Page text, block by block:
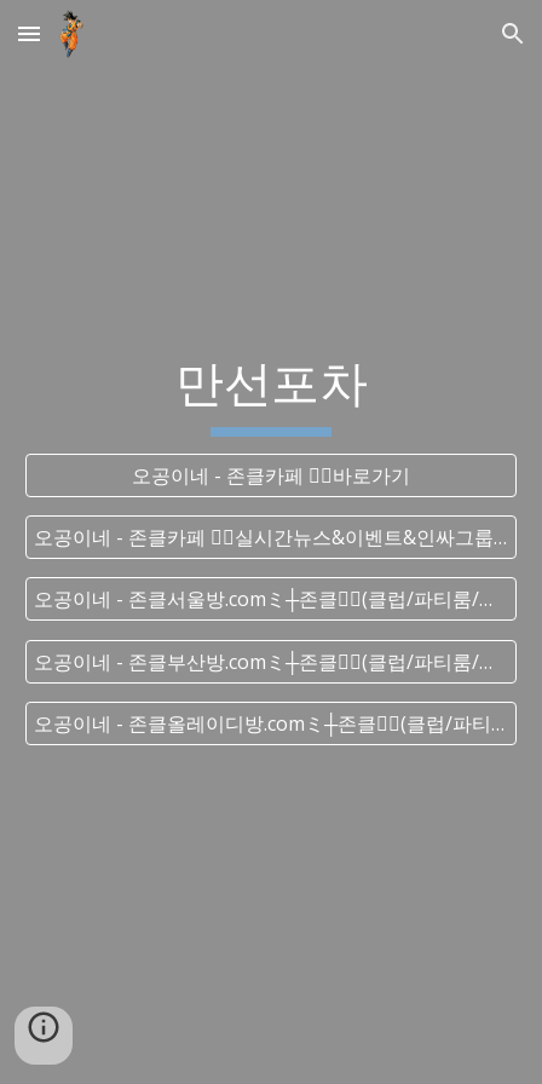
Skip to main content Skip to navigation
만선포차
오공이네 - 존클카페 ❤️‍🔥바로가기
오공이네 - 존클카페 ❤️‍🔥실시간 뉴스&이벤트&인싸그룹&DJ그룹
오공이네 - 존클서울방.comミ┼존클❤️‍🔥(클럽/파티룸/가라오케) - 단톡방
오공이네 - 존클부산방.comミ┼존클❤️‍🔥(클럽/파티룸/가라오케) - 단톡방
오공이네 - 존클올레이디방.comミ┼존클❤️‍🔥(클럽/파티룸/가라오케) - 단톡방